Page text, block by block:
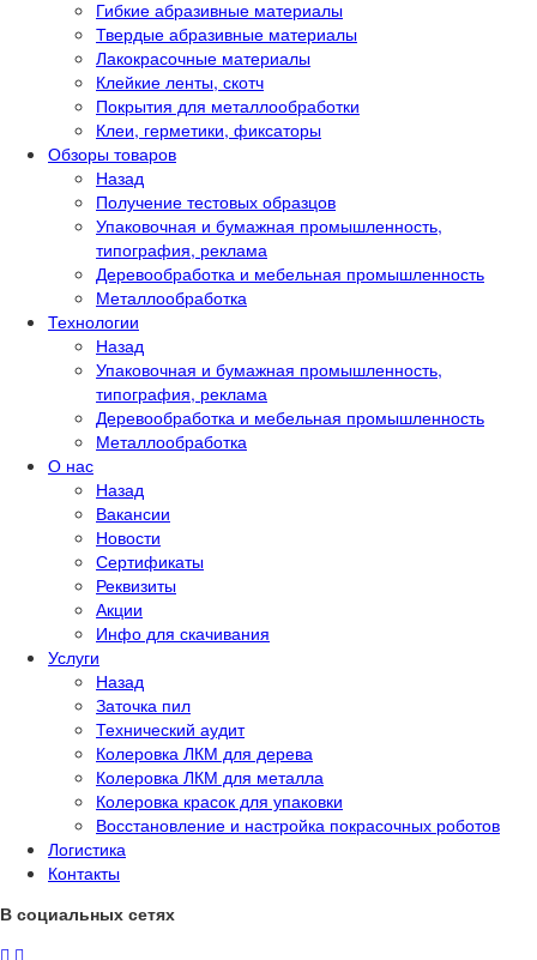
Гибкие абразивные материалы
Твердые абразивные материалы
Лакокрасочные материалы
Клейкие ленты, скотч
Покрытия для металлообработки
Клеи, герметики, фиксаторы
Обзоры товаров
Назад
Получение тестовых образцов
Упаковочная и бумажная промышленность,
типография, реклама
Деревообработка и мебельная промышленность
Металлообработка
Технологии
Назад
Упаковочная и бумажная промышленность,
типография, реклама
Деревообработка и мебельная промышленность
Металлообработка
О нас
Назад
Вакансии
Новости
Сертификаты
Реквизиты
Акции
Инфо для скачивания
Услуги
Назад
Заточка пил
Технический аудит
Колеровка ЛКМ для дерева
Колеровка ЛКМ для металла
Колеровка красок для упаковки
Восстановление и настройка покрасочных роботов
Логистика
Контакты
В социальных сетях